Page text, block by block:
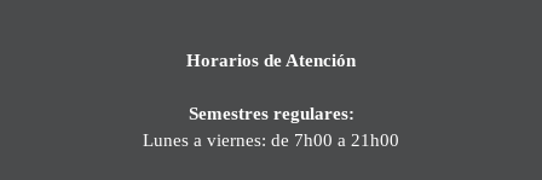
Horarios de Atención
Semestres regulares:
Lunes a viernes: de 7h00 a 21h00